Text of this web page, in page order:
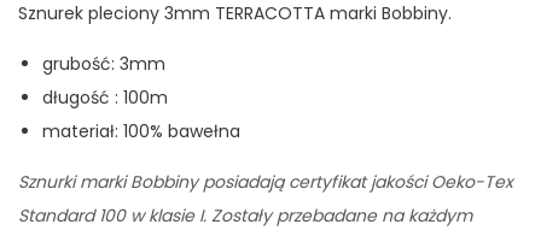
Sznurek pleciony 3mm TERRACOTTA marki Bobbiny.
grubość: 3mm
długość : 100m
materiał: 100% bawełna
Sznurki marki Bobbiny posiadają certyfikat jakości Oeko-Tex
Standard 100 w klasie I. Zostały przebadane na każdym